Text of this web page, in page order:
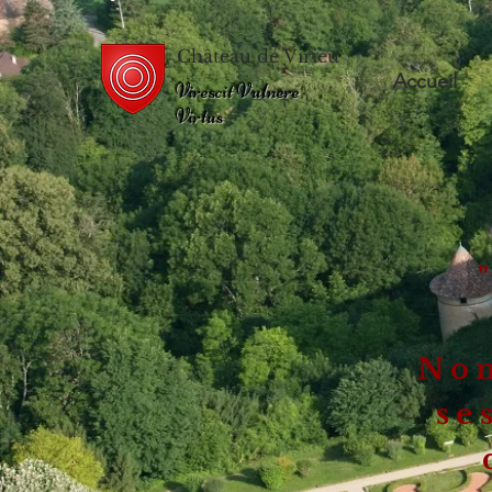
Virescit Vulnere
Virtus
Château de Virieu
Accueil
N